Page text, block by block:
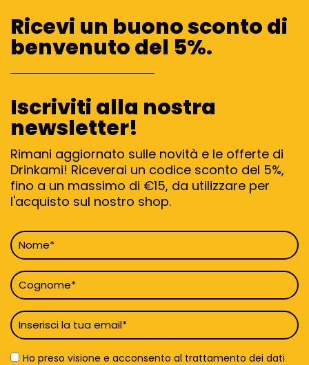
Ricevi un buono sconto di
benvenuto del 5%.
Iscriviti alla nostra
newsletter!
Rimani aggiornato sulle novità e le offerte di
Drinkami! Riceverai un codice sconto del 5%,
fino a un massimo di €15, da utilizzare per
l'acquisto sul nostro shop.
Nome
*
Cognome
*
Email
*
Privacy
Ho preso visione e acconsento al trattamento dei dati